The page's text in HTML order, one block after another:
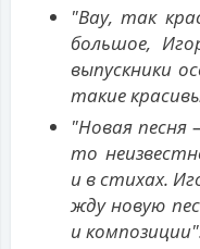
"Вау, так
большое,
выпускники
такие
"Новая песня
то
и в стихах.
жду новую
и